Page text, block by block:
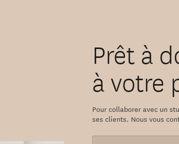
Prêt à
à votre
Pour collaborer avec un
ses clients. Nous vous